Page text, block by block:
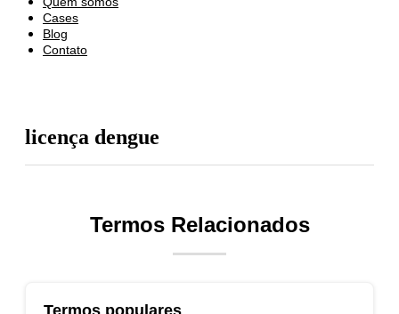
Cases
Blog
Contato
licença dengue
Termos Relacionados
Termos populares